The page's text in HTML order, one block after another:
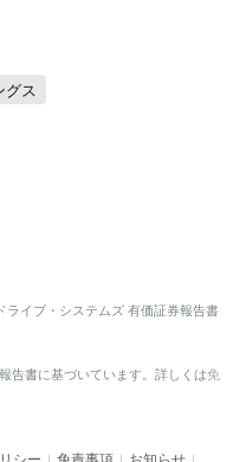
グス
イブ・システムズ 有価証券報告書
告書に基づいています。詳しくは免
シー | 免責事項 | お知らせ |